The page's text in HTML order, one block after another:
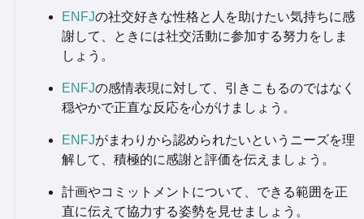
ENFJの社交好きな性格と人を助けたい気持ちに感
謝して、ときには社交活動に参加する努力をしま
しょう。
ENFJの感情表現に対して、引きこもるのではなく
穏やかで正直な反応を心がけましょう。
ENFJがまわりから認められたいというニーズを理
解して、積極的に感謝と評価を伝えましょう。
計画やコミットメントについて、できる範囲を正
直に伝えて協力する姿勢を見せましょう。